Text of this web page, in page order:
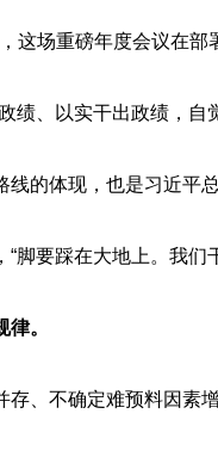
场重磅年度会议在部
、以实干出政绩，自
体现，也是习近平总
要踩在大地上。我们
。
不确定难预料因素增